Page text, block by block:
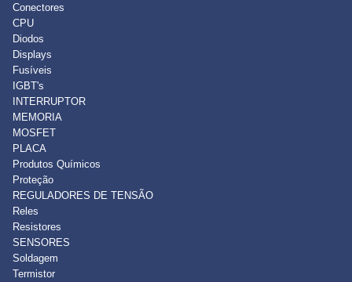
Conectores
CPU
Diodos
Displays
Fusíveis
IGBT's
INTERRUPTOR
MEMORIA
MOSFET
PLACA
Produtos Químicos
Proteção
REGULADORES DE TENSÃO
Reles
Resistores
SENSORES
Soldagem
Termistor